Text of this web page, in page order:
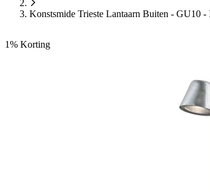
Konstsmide Trieste Lantaarn Buiten - GU10
1% Korting